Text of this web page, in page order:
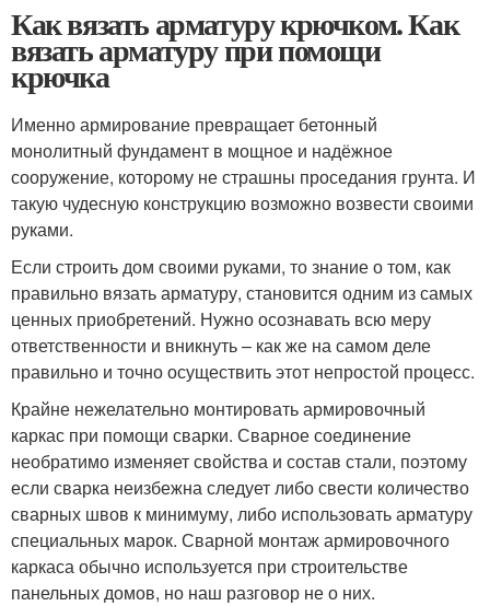
Как вязать арматуру крючком. Как
вязать арматуру при помощи
крючка
Именно армирование превращает бетонный
монолитный фундамент в мощное и надёжное
сооружение, которому не страшны проседания грунта. И
такую чудесную конструкцию возможно возвести своими
руками.
Если строить дом своими руками, то знание о том, как
правильно вязать арматуру, становится одним из самых
ценных приобретений. Нужно осознавать всю меру
ответственности и вникнуть – как же на самом деле
правильно и точно осуществить этот непростой процесс.
Крайне нежелательно монтировать армировочный
каркас при помощи сварки. Сварное соединение
необратимо изменяет свойства и состав стали, поэтому
если сварка неизбежна следует либо свести количество
сварных швов к минимуму, либо использовать арматуру
специальных марок. Сварной монтаж армировочного
каркаса обычно используется при строительстве
панельных домов, но наш разговор не о них.